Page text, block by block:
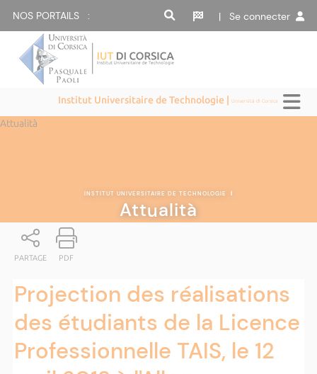
NOS PORTAILS : | Se connecter
Institut Universitaire de Technologie |Università di Corsica
Attualità
INSTITUT UNIVERSITAIRE DE TECHNOLOGIE |
Attualità
PARTAGE PDF
Projection des réalisations
des étudiants de la Licence
Professionnelle TAIS, le 12